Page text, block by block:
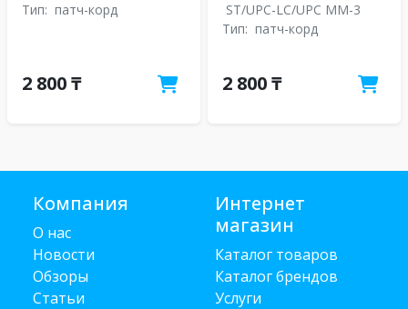
Тип: патч-корд
2 800 ₸
ST/UPC-LC/UPC MM-3
Тип: патч-корд
2 800 ₸
Компания
О нас
Новости
Обзоры
Статьи
Интернет
магазин
Каталог товаров
Каталог брендов
Услуги